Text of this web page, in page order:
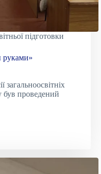
підготовки
руками»
загальноосвітніх
був проведений